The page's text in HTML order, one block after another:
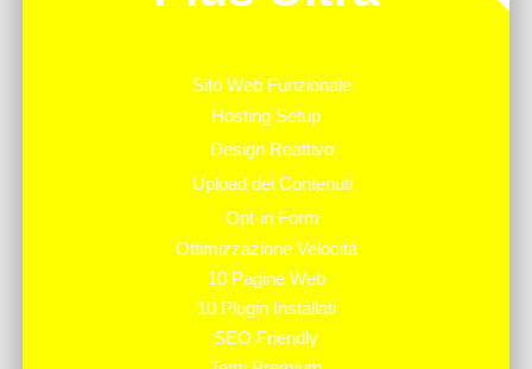
Sito Web Funzionale
Hosting Setup
Design Reattivo
Upload dei Contenuti
Opt-in Form
Ottimizzazione Velocità
10 Pagine Web
10 Plugin Installati
SEO Friendly